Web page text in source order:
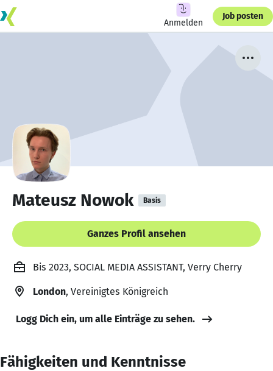
Anmelden
Job posten
Mateusz Nowok Basis
Ganzes Profil ansehen
Bis 2023, SOCIAL MEDIA ASSISTANT, Verry Cherry
London, Vereinigtes Königreich
Logg Dich ein, um alle Einträge zu sehen.
Fähigkeiten und Kenntnisse